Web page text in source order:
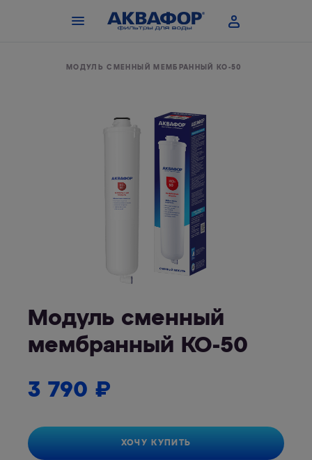
МОДУЛЬ СМЕННЫЙ МЕМБРАННЫЙ КО-50
Модуль сменный
мембранный КО-50
3 790 ₽
ХОЧУ КУПИТЬ